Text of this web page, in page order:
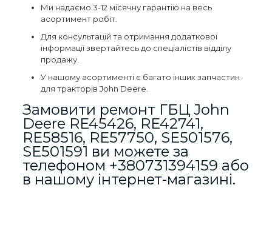
Ми надаємо 3-12 місячну гарантію на весь
асортимент робіт.
Для консультацій та отримання додаткової
інформації звертайтесь до спеціалістів відділу
продажу.
У нашому асортименті є багато інших запчастин
для тракторів John Deere.
Замовити ремонт ГБЦ John
Deere RE45426, RE42741,
RE58516, RE57750, SE501576,
SE501591 ви можете за
телефоном +380731394159 або
в нашому інтернет-магазині.